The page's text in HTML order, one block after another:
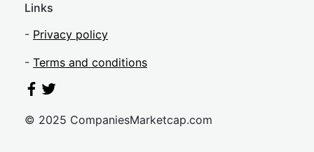
Links
- Privacy policy
- Terms and conditions
© 2025 CompaniesMarketcap.com